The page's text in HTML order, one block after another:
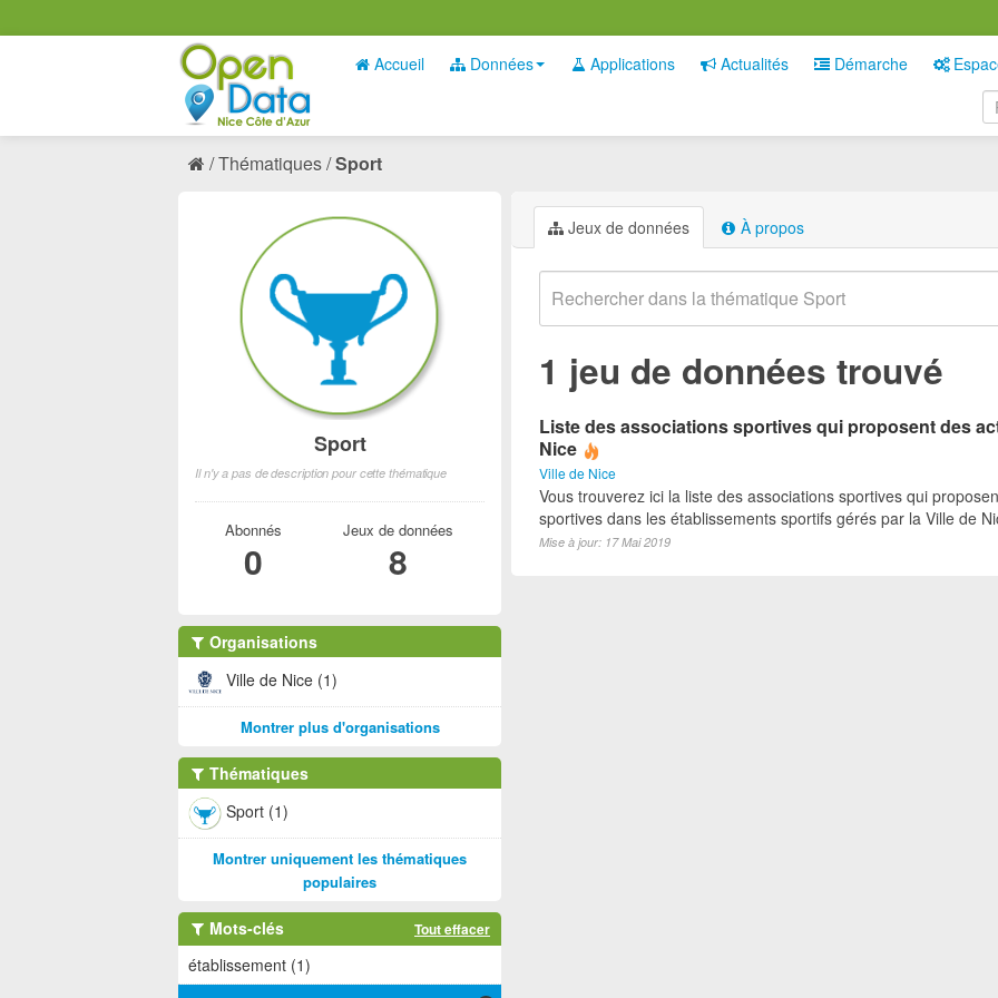
Accueil Données Applications Actualités Démarche
Thématiques Sport
Jeux de données À propos
1 jeu de données trouvé
Liste des associations sportives qui proposent des
Nice
Ville de Nice
Vous trouverez ici la liste des associations sportives qui
sportives dans les établissements sportifs gérés par la Ville de
Mise à jour: 17 Mai 2019
Sport
Il n'y a pas de description pour cette thématique
Abonnés
0
Jeux de données
8
Organisations
Ville de Nice (1)
Montrer plus d'organisations
Thématiques
Sport (1)
Montrer uniquement les thématiques
populaires
Mots-clés Tout effacer
établissement (1)